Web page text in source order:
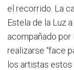
el recorrido. La
Estela de la Luz
acompañado
realizarse “face
los artistas estos